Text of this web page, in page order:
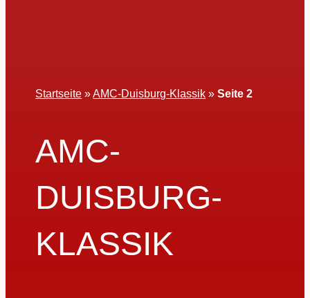
Startseite »AMC-Duisburg-Klassik »Seite 2
AMC-
DUISBURG-
KLASSIK